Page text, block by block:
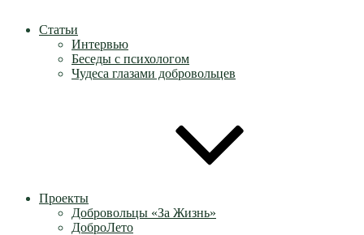
Статьи
Интервью
Беседы с психологом
Чудеса глазами добровольцев
Проекты
Добровольцы «За Жизнь»
ДоброЛето